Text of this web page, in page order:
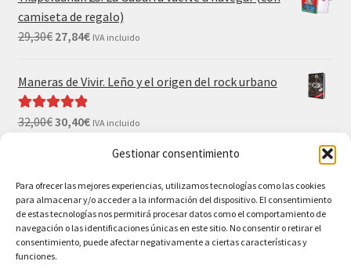
Gestionar consentimiento
Para ofrecer las mejores experiencias, utilizamos tecnologías como las cookies
para almacenar y/o acceder a la información del dispositivo. El consentimiento
de estas tecnologías nos permitirá procesar datos como el comportamiento de
navegación o las identificaciones únicas en este sitio. No consentir o retirar el
consentimiento, puede afectar negativamente a ciertas características y
funciones.
camiseta de regalo)
29,30€ 27,84€ IVA incluido
Maneras de Vivir. Leño y el origen del rock urbano
Valorado con
32,00€30,40€ IVA incluido
camiseta y postales de regalo)
35,00€33,25€